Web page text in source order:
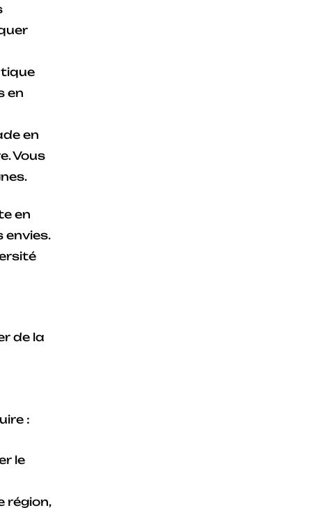
en
en
Vous
en
envies.
de la
:
le
région,